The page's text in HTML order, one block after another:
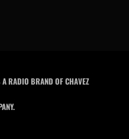
RADIO BRAND OF CHAVEZ